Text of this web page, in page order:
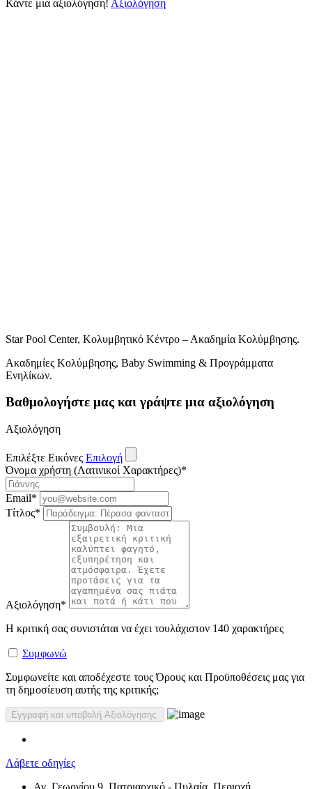
Κάντε μια αξιολόγηση! Αξιολόγηση
Star Pool Center, Κολυμβητικό Κέντρο – Ακαδημία Κολύμβησης.
Ακαδημίες Κολύμβησης, Baby Swimming & Προγράμματα
Ενηλίκων.
Βαθμολογήστε μας και γράψτε μια αξιολόγηση
Αξιολόγηση
Επιλέξτε Εικόνες Επιλογή
Όνομα χρήστη (Λατινικοί Χαρακτήρες)*
Email*
Τίτλος*
Αξιολόγηση*
Η κριτική σας συνιστάται να έχει τουλάχιστον 140 χαρακτήρες
Συμφωνώ
Συμφωνείτε και αποδέχεστε τους Όρους και Προϋποθέσεις μας για
τη δημοσίευση αυτής της κριτικής;
Λάβετε οδηγίες
Αγ. Γεωργίου 9, Πατριαρχικό - Πυλαία, Περιοχή